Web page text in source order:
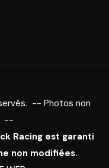
-- Photos non
--
Racing est garanti
non modifiées.